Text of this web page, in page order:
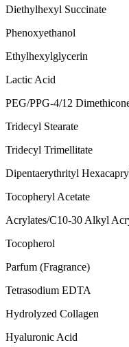
Diethylhexyl Succinate
Phenoxyethanol
Ethylhexylglycerin
Lactic Acid
PEG/PPG-4/12
Tridecyl Stearate
Tridecyl Trimellitate
Dipentaerythrityl
Tocopheryl Acetate
Acrylates/C10-30 Alkyl
Tocopherol
Parfum (Fragrance)
Tetrasodium EDTA
Hydrolyzed Collagen
Hyaluronic Acid